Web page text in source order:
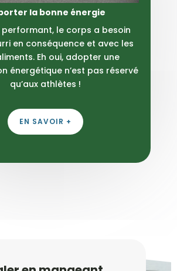
la bonne énergie
performant, le corps a besoin
en conséquence et avec les
Eh oui, adopter une
énergétique n’est pas réservé
qu’aux athlètes !
EN SAVOIR +